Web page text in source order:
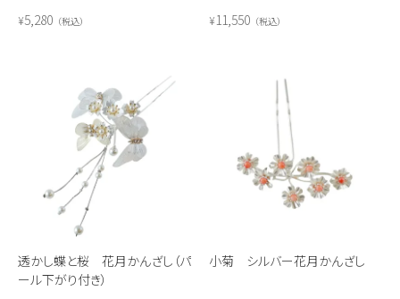
¥5,280 税込 ¥11,550 税込
透かし蝶と桜 花月かんざし（パ
ール下がり付き）
小菊 シルバー花月かんざし